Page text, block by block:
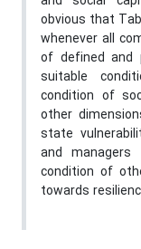
obvious that
whenever all
of defined and
suitable
condition of
other
state
and
condition of
towards